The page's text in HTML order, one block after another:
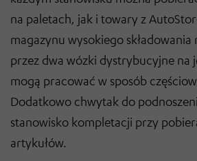
na paletach, jak i towary z
magazynu wysokiego składowania
przez dwa wózki dystrybucyjne na
mogą pracować w sposób
Dodatkowo chwytak do
stanowisko kompletacji przy
artykułów.